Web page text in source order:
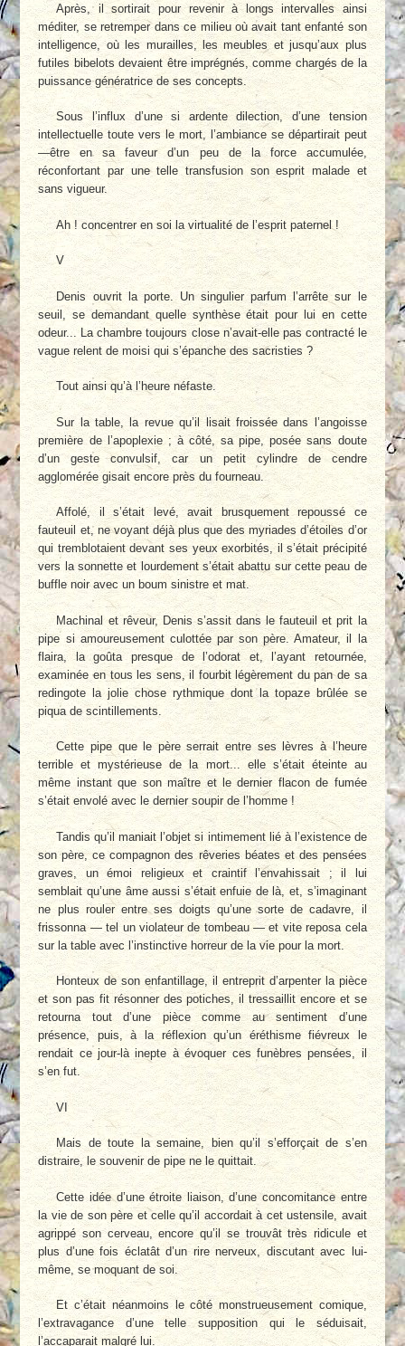
Après, il sortirait pour revenir à longs intervalles ainsi
méditer, se retremper dans ce milieu où avait tant enfanté son
intelligence, où les murailles, les meubles et jusqu’aux plus
futiles bibelots devaient être imprégnés, comme chargés de la
puissance génératrice de ses concepts.
Sous l’influx d’une si ardente dilection, d’une tension
intellectuelle toute vers le mort, l’ambiance se départirait peut
—être en sa faveur d’un peu de la force accumulée,
réconfortant par une telle transfusion son esprit malade et
sans vigueur.
Ah ! concentrer en soi la virtualité de l’esprit paternel !
V
Denis ouvrit la porte. Un singulier parfum l’arrête sur le
seuil, se demandant quelle synthèse était pour lui en cette
odeur... La chambre toujours close n’avait-elle pas contracté le
vague relent de moisi qui s’épanche des sacristies ?
Tout ainsi qu’à l’heure néfaste.
Sur la table, la revue qu’il lisait froissée dans l’angoisse
première de l’apoplexie ; à côté, sa pipe, posée sans doute
d’un geste convulsif, car un petit cylindre de cendre
agglomérée gisait encore près du fourneau.
Affolé, il s’était levé, avait brusquement repoussé ce
fauteuil et, ne voyant déjà plus que des myriades d’étoiles d’or
qui tremblotaient devant ses yeux exorbités, il s’était précipité
vers la sonnette et lourdement s’était abattu sur cette peau de
buffle noir avec un boum sinistre et mat.
Machinal et rêveur, Denis s’assit dans le fauteuil et prit la
pipe si amoureusement culottée par son père. Amateur, il la
flaira, la goûta presque de l’odorat et, l’ayant retournée,
examinée en tous les sens, il fourbit légèrement du pan de sa
redingote la jolie chose rythmique dont la topaze brûlée se
piqua de scintillements.
Cette pipe que le père serrait entre ses lèvres à l’heure
terrible et mystérieuse de la mort... elle s’était éteinte au
même instant que son maître et le dernier flacon de fumée
s’était envolé avec le dernier soupir de l’homme !
Tandis qu’il maniait l’objet si intimement lié à l’existence de
son père, ce compagnon des rêveries béates et des pensées
graves, un émoi religieux et craintif l’envahissait ; il lui
semblait qu’une âme aussi s’était enfuie de là, et, s’imaginant
ne plus rouler entre ses doigts qu’une sorte de cadavre, il
frissonna — tel un violateur de tombeau — et vite reposa cela
sur la table avec l’instinctive horreur de la vie pour la mort.
Honteux de son enfantillage, il entreprit d’arpenter la pièce
et son pas fit résonner des potiches, il tressaillit encore et se
retourna tout d’une pièce comme au sentiment d’une
présence, puis, à la réflexion qu’un éréthisme fiévreux le
rendait ce jour-là inepte à évoquer ces funèbres pensées, il
s’en fut.
VI
Mais de toute la semaine, bien qu’il s’efforçait de s’en
distraire, le souvenir de pipe ne le quittait.
Cette idée d’une étroite liaison, d’une concomitance entre
la vie de son père et celle qu’il accordait à cet ustensile, avait
agrippé son cerveau, encore qu’il se trouvât très ridicule et
plus d’une fois éclatât d’un rire nerveux, discutant avec lui-
même, se moquant de soi.
Et c’était néanmoins le côté monstrueusement comique,
l’extravagance d’une telle supposition qui le séduisait,
l’accaparait malgré lui.